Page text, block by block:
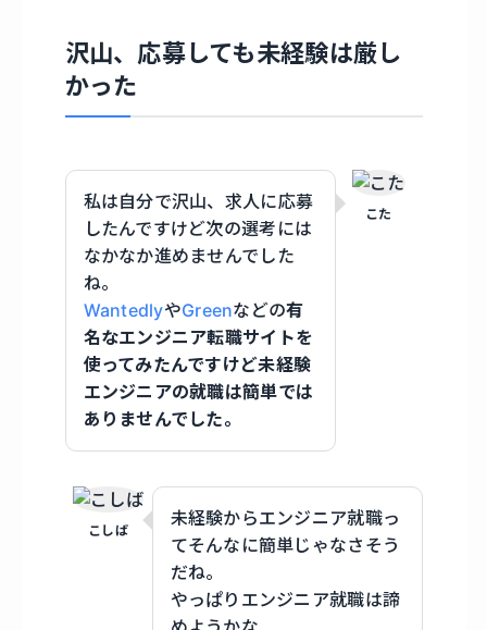
沢山、応募しても未経験は厳し
かった
こた
私は自分で沢山、求人に応募
したんですけど次の選考には
なかなか進めませんでした
ね。
WantedlyやGreenなどの有
名なエンジニア転職サイトを
使ってみたんですけど未経験
エンジニアの就職は簡単では
ありませんでした。
こしば
未経験からエンジニア就職っ
てそんなに簡単じゃなさそう
だね。
やっぱりエンジニア就職は諦